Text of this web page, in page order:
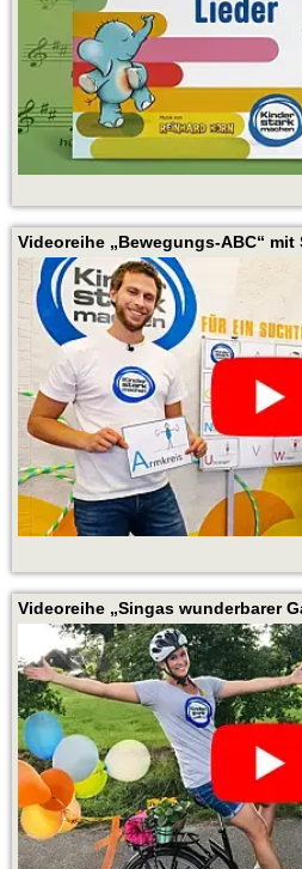
Videoreihe „Bewegungs-ABC“ mit
Videoreihe „Singas wunderbarer